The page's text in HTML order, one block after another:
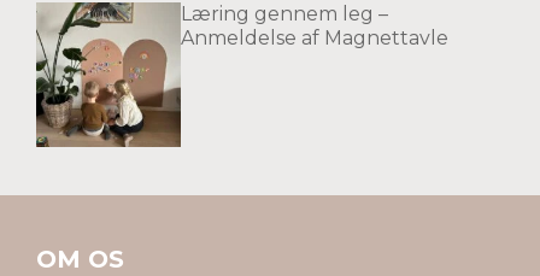
Læring gennem leg –
Anmeldelse af Magnettavle
OM OS